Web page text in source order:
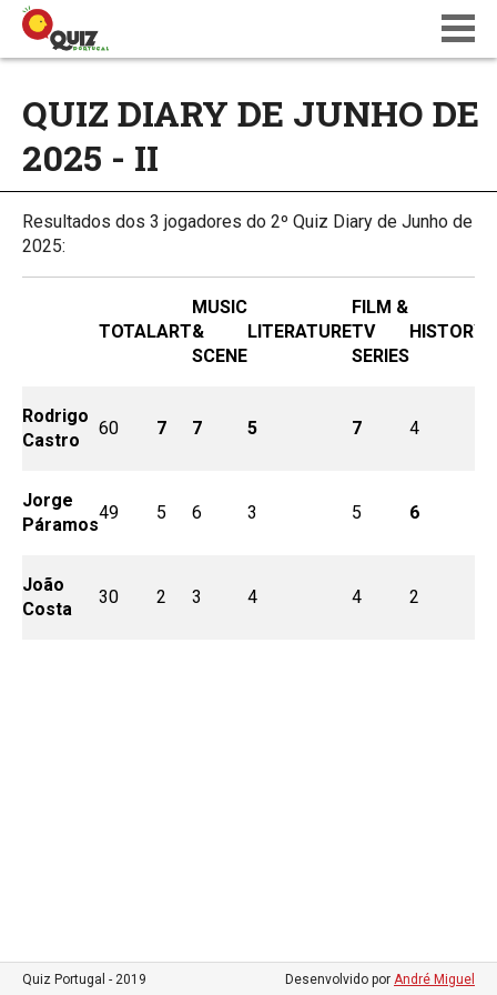
WIKI
QUIZ NATIONS PT 18
QUIZ DIARY DE JUNHO DE
2025 - II
Resultados dos 3 jogadores do 2º Quiz Diary de Junho de
2025:
TOTALART
MUSIC
&
SCENE
LITERATURE
FILM &
TV
SERIES
HISTORY
Rodrigo
Castro
60 7 7 5 7 4
Jorge
Páramos
49 5 6 3 5 6
João
Costa
30 2 3 4 4 2
Desenvolvido por André Miguel
Quiz Portugal - 2019